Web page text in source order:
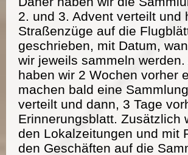
2. und 3. Advent verteilt und
Straßenzüge auf die
geschrieben, mit Datum,
wir jeweils sammeln
haben wir 2 Wochen vorher
machen bald eine
verteilt und dann, 3 Tage
Erinnerungsblatt. Zusätzlich
den Lokalzeitungen und mit
den Geschäften auf die